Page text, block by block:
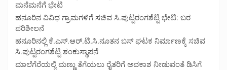
ಮನೆಮನೆಗೆ ಭೇಟಿ
ಹನೂರಿನ ವಿವಿಧ ಗ್ರಾಮಗಳಿಗೆ ಸಚಿವ ಸಿ.ಪುಟ್ಟರಂಗಶೆಟ್ಟಿ ಭೇಟಿ: ಬರ
ಪರಿಶೀಲನೆ
ಹನೂರಿನಲ್ಲಿ ಕೆ.ಎಸ್.ಆರ್.ಟಿ.ಸಿ.ನೂತನ ಬಸ್ ಘಟಕ ನಿರ್ಮಾಣಕ್ಕೆ ಸಚಿವ
ಸಿ.ಪುಟ್ಟರಂಗಶೆಟ್ಟಿ ಶಂಕುಸ್ಥಾಪನೆ
ಮಾಲೆಗೆರೆಯಲ್ಲಿ ಮಣ್ಣು ತೆಗೆಯಲು ರೈತರಿಗೆ ಅವಕಾಶ ನೀಡುವಂತೆ ಡಿಸಿಗೆ